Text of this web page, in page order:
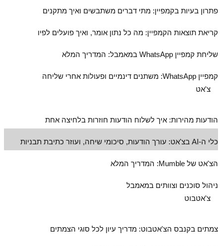
פתרון בעיות בקמפיין: מתי דברים משתבשים ואיך מתקנים
קריאת תוצאות הקמפיין: מה כל נתון אומר, ואיך פועלים לפיו
שליחת קמפיין WhatsApp במאמבל: המדריך המלא
קמפיין WhatsApp: משתנים דינמיים ופעולות אחרי שליחה
צ'אט
הודעות מהירות: איך לשלוח הודעות חוזרות בלחיצה אחת
כלי ה‑AI בצ'אט: עורך הודעות, סיכומי שיחה, ועוזר כתיבת תבניות
הצ'אט של Mumble: המדריך המלא
ניהול סוכנים וצוותים במאמבל
צ'אטבוט
צמתים בקנבס הצ'אטבוט: מדריך עיון לכל סוגי הצמתים